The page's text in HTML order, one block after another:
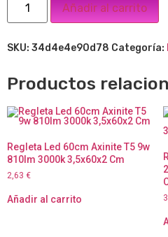
Añadir al carrito
SKU: 34d4e4e90d78 Categoría:
Productos
Regleta Led 60cm Axinite T5 9w
810lm 3000k 3,5x60x2 Cm
2,63 €
Añadir al carrito